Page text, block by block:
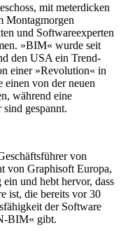
mit meterdicken
Montagmorgen
und Softwareexperten
»BIM« wurde seit
den USA ein Trend-
einer »Revolution« in
einen von der neuen
während eine
gespannt.
von
von Graphisoft Europa,
und hebt hervor, dass
ist, die bereits vor 30
der Software
BIM« gibt.